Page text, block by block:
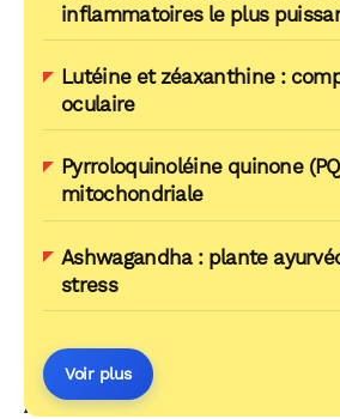
inflammatoires le plus
Lutéine et zéaxanthine :
oculaire
Pyrroloquinoléine quinone
mitochondriale
Ashwagandha : plante
stress
Voir plus
AUTOUR DU MÊME THÈME